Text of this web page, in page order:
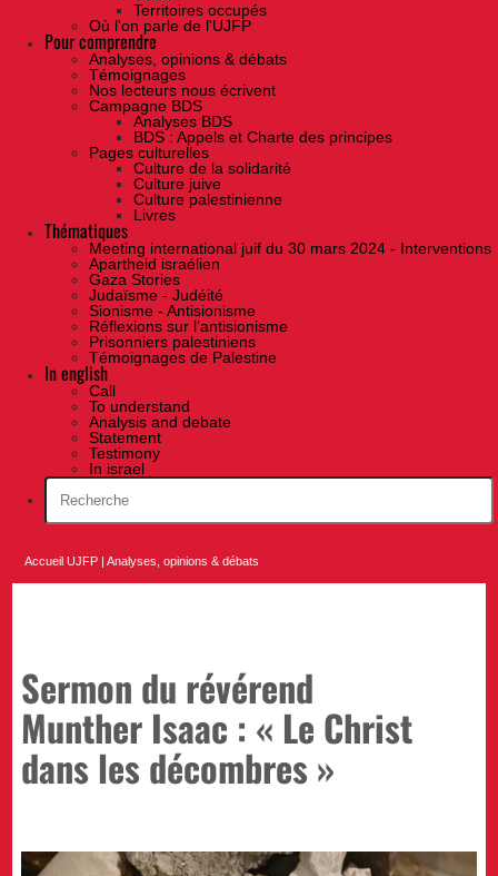
Territoires occupés
Où l'on parle de l'UJFP
Pour comprendre
Analyses, opinions & débats
Témoignages
Nos lecteurs nous écrivent
Campagne BDS
Analyses BDS
BDS : Appels et Charte des principes
Pages culturelles
Culture de la solidarité
Culture juive
Culture palestinienne
Livres
Thématiques
Meeting international juif du 30 mars 2024 - Interventions
Apartheid israélien
Gaza Stories
Judaïsme - Judéité
Sionisme - Antisionisme
Réflexions sur l’antisionisme
Prisonniers palestiniens
Témoignages de Palestine
In english
Call
To understand
Analysis and debate
Statement
Testimony
In israel
Accueil UJFP |Analyses, opinions & débats
Sermon du révérend
Munther Isaac : « Le Christ
dans les décombres »